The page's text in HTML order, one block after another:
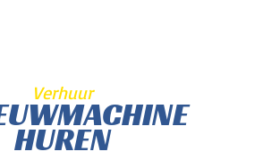
Verhuur
HUREN